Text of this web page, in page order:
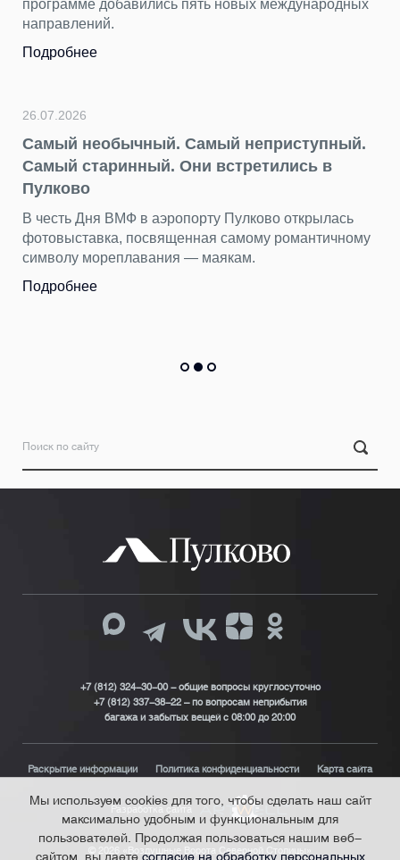
программе добавились пять новых международных
направлений.
Подробнее
26.07.2026
Самый необычный. Самый неприступный.
Самый старинный. Они встретились в
Пулково
В честь Дня ВМФ в аэропорту Пулково открылась
фотовыставка, посвященная самому романтичному
символу мореплавания — маякам.
Подробнее
+7 (812) 324-30-00 - общие вопросы круглосуточно
+7 (812) 337-38-22 – по вопросам неприбытия
багажа и забытых вещей с 08:00 до 20:00
Раскрытие информации Политика конфиденциальности Карта сайта
Разработка сайта
© 2026 «Воздушные Ворота Северной Столицы»
Мы используем cookies для того, чтобы сделать наш сайт
максимально удобным и функциональным для
пользователей. Продолжая пользоваться нашим веб-
сайтом, вы даетесогласие на обработку персональных